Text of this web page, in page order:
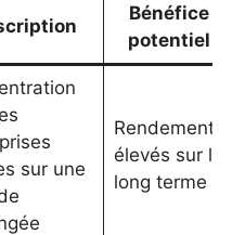
Bénéfice
potentiel
sur une
Rendements
élevés sur le
long terme